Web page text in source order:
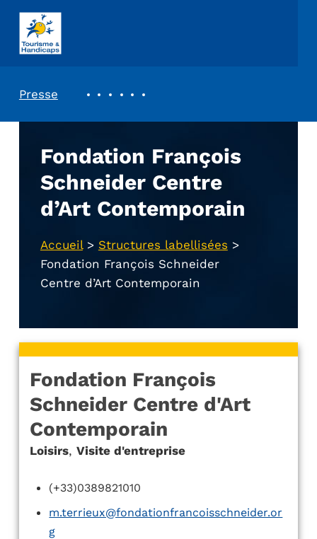
ASSOCIATION TOURISME ET HANDICAPS
Presse
Fondation François
Schneider Centre
d’Art Contemporain
Accueil> Structures labellisées >
Fondation François Schneider
Centre d’Art Contemporain
Fondation François
Schneider Centre d'Art
Contemporain
Loisirs, Visite d'entreprise
(+33)0389821010
m.terrieux@fondationfrancoisschneider.or
g